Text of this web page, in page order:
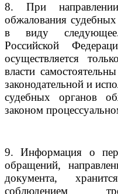
8. При
обжалования
в виду
Российской
осуществляется
власти
законодательной и
судебных органов
законом
9. Информация о
обращений,
документа,
соблюдением